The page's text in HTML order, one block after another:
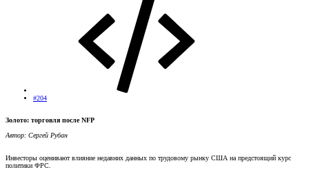
#204
Золото: торговля после NFP
Автор: Сергей Рубан
Инвесторы оценивают влияние недавних данных по трудовому рынку США на предстоящий курс
политики ФРС.